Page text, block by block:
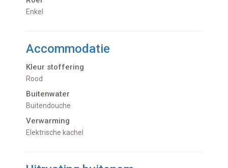
Enkel
Accommodatie
Kleur stoffering
Rood
Buitenwater
buitendouche
Verwarming
Elektrische kachel